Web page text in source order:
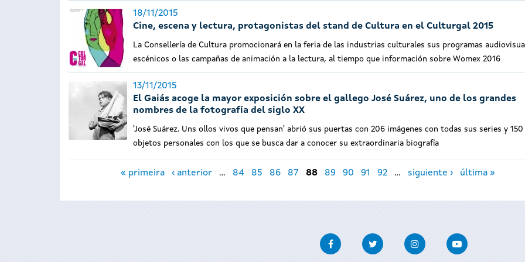
18/11/2015
Cine, escena y lectura, protagonistas del stand de Cultura en el Culturgal 2015
La Consellería de Cultura promocionará en la feria de las industrias culturales sus programas
escénicos o las campañas de animación a la lectura, al tiempo que información sobre Womex 2016
13/11/2015
El Gaiás acoge la mayor exposición sobre el gallego José Suárez, uno de los grandes
nombres de la fotografía del siglo XX
'José Suárez. Uns ollos vivos que pensan' abrió sus puertas con 206 imágenes con todas sus series y 150
objetos personales con los que se busca dar a conocer su extraordinaria biografía
Páginas
« primeira ‹ anterior … 84 85 86 87 88 89 90 91 92 … siguiente › última »
FacebookTwitter InstagramYoutube